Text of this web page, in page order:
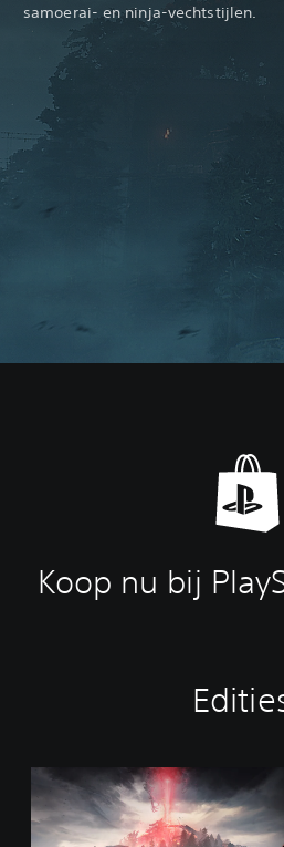
samoerai- en ninja-vechtstijlen.‎
Koop nu bij
t
a
n